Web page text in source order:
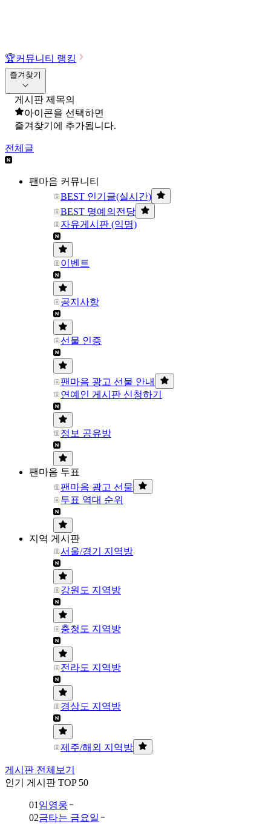
🏆커뮤니티 랭킹
즐겨찾기
게시판 제목의
아이콘을 선택하면
즐겨찾기에 추가됩니다.
전체글
팬마음 커뮤니티
BEST 인기글(실시간)
BEST 명예의전당
자유게시판 (익명)
이벤트
공지사항
선물 인증
팬마음 광고 선물 안내
연예인 게시판 신청하기
정보 공유방
팬마음 투표
팬마음 광고 선물
투표 역대 순위
지역 게시판
서울/경기 지역방
강원도 지역방
충청도 지역방
전라도 지역방
경상도 지역방
제주/해외 지역방
게시판 전체보기
인기 게시판 TOP 50
01 임영웅
02금타는 금요일